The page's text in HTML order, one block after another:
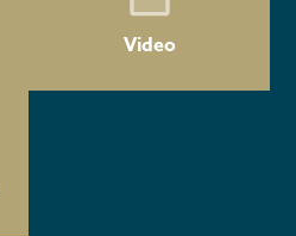
Video